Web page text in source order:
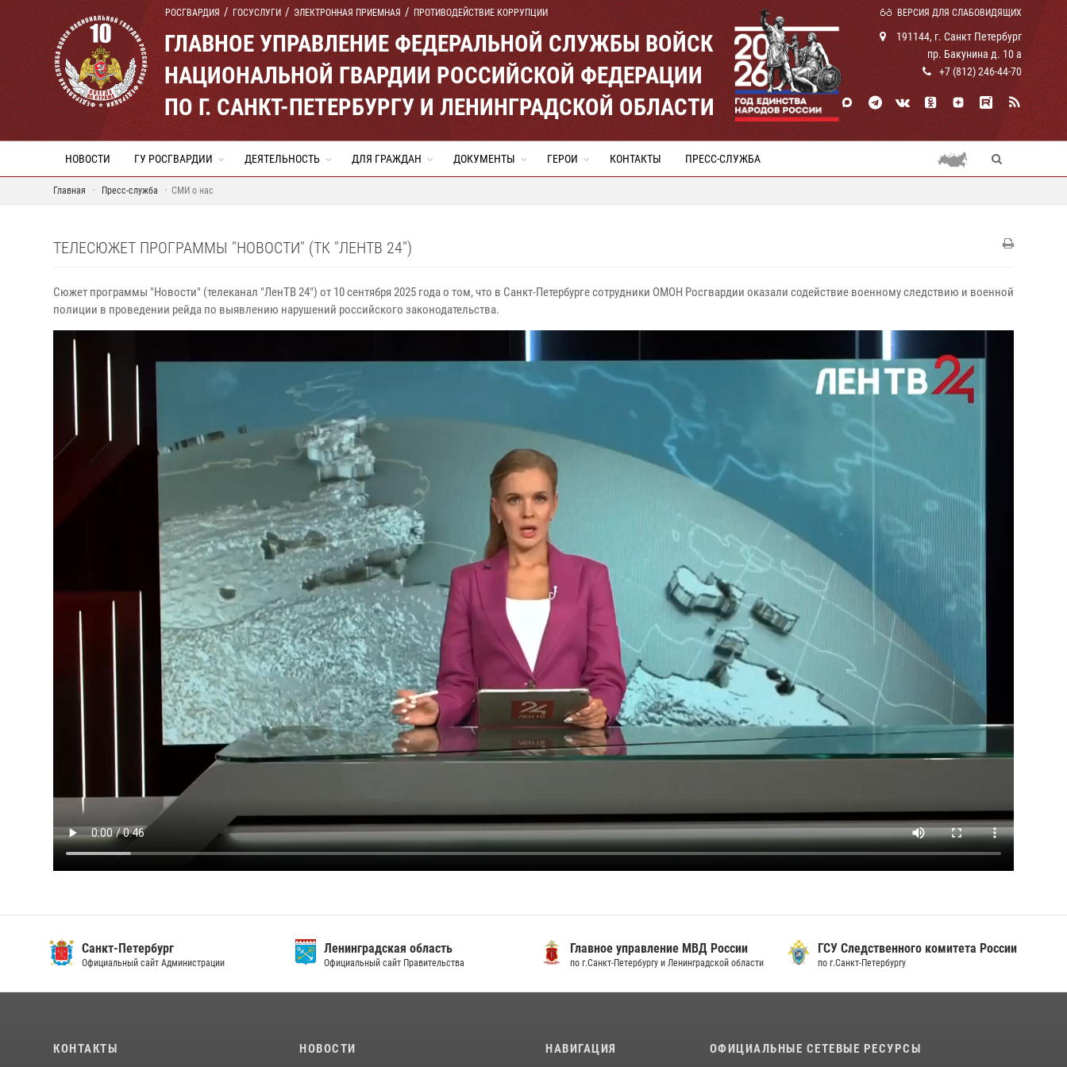
РОСГВАРДИЯ ГОСУСЛУГИ ЭЛЕКТРОННАЯ ПРИЕМНАЯ ПРОТИВОДЕЙСТВИЕ КОРРУПЦИИ ВЕРСИЯ ДЛЯ СЛАБОВИДЯЩИХ
ГЛАВНОЕ УПРАВЛЕНИЕ ФЕДЕРАЛЬНОЙ СЛУЖБЫ ВОЙСК
НАЦИОНАЛЬНОЙ ГВАРДИИ РОССИЙСКОЙ ФЕДЕРАЦИИ
ПО Г. САНКТ-ПЕТЕРБУРГУ И ЛЕНИНГРАДСКОЙ ОБЛАСТИ
191144, г. Санкт Петербург
пр. Бакунина д. 10 а
+7 (812) 246-44-70
НОВОСТИ ГУ РОСГВАРДИИ ДЕЯТЕЛЬНОСТЬ ДЛЯ ГРАЖДАН ДОКУМЕНТЫ ГЕРОИ КОНТАКТЫ ПРЕСС-СЛУЖБА
Главная Пресс-служба СМИ о нас
ТЕЛЕСЮЖЕТ ПРОГРАММЫ "НОВОСТИ" (ТК "ЛЕНТВ 24")
Сюжет программы "Новости" (телеканал "ЛенТВ 24") от 10 сентября 2025 года о том, что в Санкт-Петербурге сотрудники ОМОН Росгвардии оказали содействие военному следствию и военной
полиции в проведении рейда по выявлению нарушений российского законодательства.
Санкт-Петербург
Официальный сайт Администрации
Ленинградская область
Официальный сайт Правительства
Главное управление МВД России
по г.Санкт-Петербургу и Ленинградской области
ГСУ Следственного комитета России
по г.Санкт-Петербургу
КОНТАКТЫ НОВОСТИ НАВИГАЦИЯ ОФИЦИАЛЬНЫЕ СЕТЕВЫЕ РЕСУРСЫ